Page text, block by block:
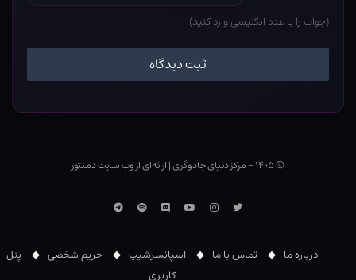
(جواب را با عدد انگلیسی وارد کنید)
© ۱۴۰۵ - مرکز دنیای جادوگری |ارائه‌ای از وب ‌سایت دمنتور
توییتراینستاگرامیوتوبDiscordاسپاتیفایتلگرام
درباره ما تماس با ما اسپانسرشیپ حریم شخصی
پنل
کاربری